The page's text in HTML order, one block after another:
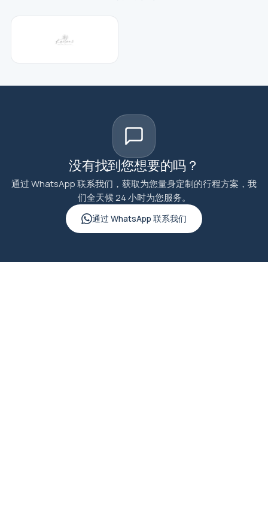
没有找到您想要的吗？
通过 WhatsApp 联系我们，获取为您量身定制的行程方案，我
们全天候 24 小时为您服务。
通过 WhatsApp 联系我们